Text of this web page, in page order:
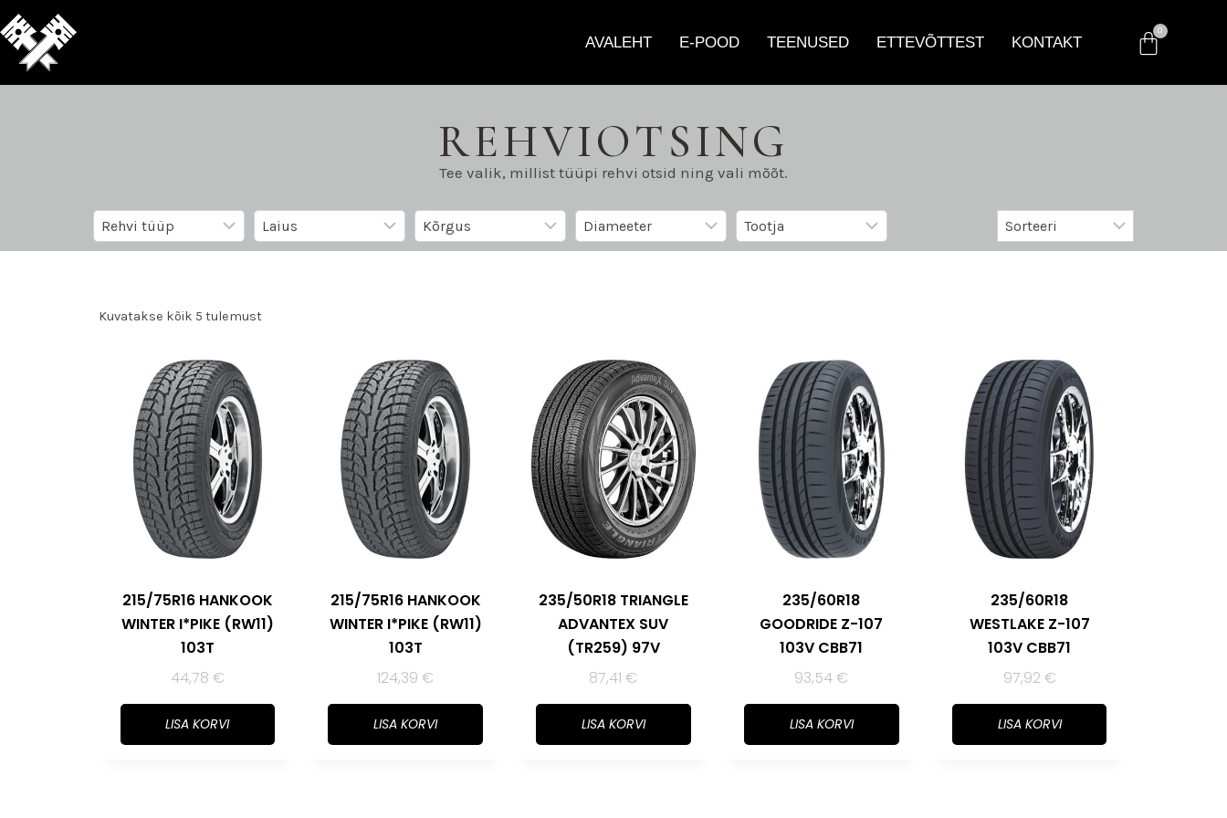
AVALEHT E-POOD TEENUSED ETTEVÕTTEST KONTAKT
REHVIOTSING
Tee valik, millist tüüpi rehvi otsid ning vali mõõt.
Kuvatakse kõik 5 tulemust
215/75R16 HANKOOK
WINTER I*PIKE (RW11)
103T
44,78 €
LISA KORVI
215/75R16 HANKOOK
WINTER I*PIKE (RW11)
103T
124,39€
LISA KORVI
235/50R18 TRIANGLE
ADVANTEX SUV
(TR259) 97V
87,41€
LISA KORVI
235/60R18
GOODRIDE Z-107
103V CBB71
93,54€
LISA KORVI
235/60R18
WESTLAKE Z-107
103V CBB71
97,92 €
LISA KORVI